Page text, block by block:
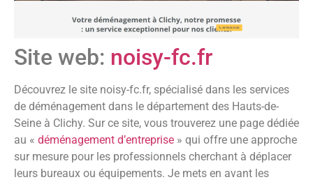
Site web: noisy-fc.fr
Découvrez le site noisy-fc.fr, spécialisé dans les services
de déménagement dans le département des Hauts-de-
Seine à Clichy. Sur ce site, vous trouverez une page dédiée
au « déménagement d’entreprise » qui offre une approche
sur mesure pour les professionnels cherchant à déplacer
leurs bureaux ou équipements. Je mets en avant les